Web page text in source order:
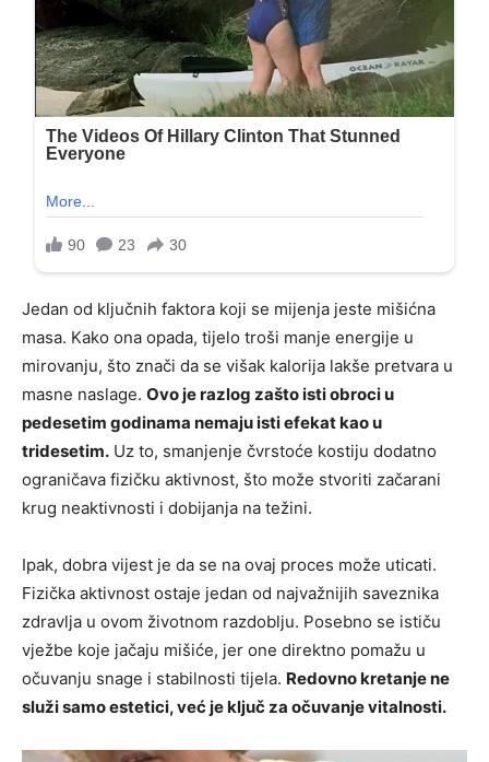
Jedan od ključnih faktora koji se mijenja jeste mišićna
masa. Kako ona opada, tijelo troši manje energije u
mirovanju, što znači da se višak kalorija lakše pretvara u
masne naslage. Ovo je razlog zašto isti obroci u
pedesetim godinama nemaju isti efekat kao u
tridesetim. Uz to, smanjenje čvrstoće kostiju dodatno
ograničava fizičku aktivnost, što može stvoriti začarani
krug neaktivnosti i dobijanja na težini.
Ipak, dobra vijest je da se na ovaj proces može uticati.
Fizička aktivnost ostaje jedan od najvažnijih saveznika
zdravlja u ovom životnom razdoblju. Posebno se ističu
vježbe koje jačaju mišiće, jer one direktno pomažu u
očuvanju snage i stabilnosti tijela. Redovno kretanje ne
služi samo estetici, već je ključ za očuvanje vitalnosti.